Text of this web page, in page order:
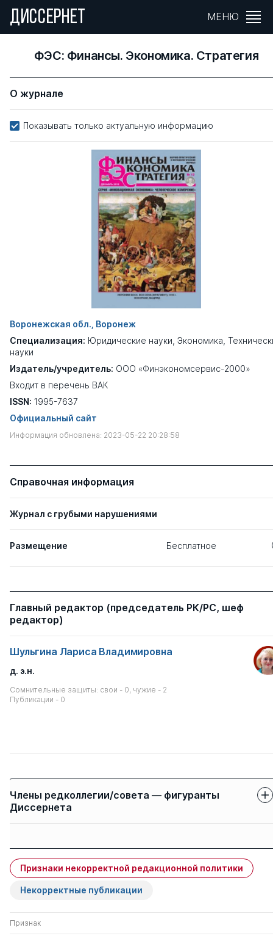
ДИССЕРНЕТ МЕНЮ
ФЭС: Финансы. Экономика. Стратегия
О журнале
Показывать только актуальную информацию
Воронежская обл., Воронеж
Специализация: Юридические науки Экономика
науки
Издатель/учредитель: ООО «Финэкономсервис-2000»
Входит в перечень ВАК
ISSN: 1995-7637
Официальный сайт
Информация обновлена: 2023-05-22 20:28:58
Справочная информация
Журнал с грубыми нарушениями
Размещение Бесплатное
Главный редактор (председатель РК/РС, шеф
редактор)
Шульгина Лариса Владимировна
д. э.н.
Сомнительные защиты: свои - 0, чужие - 2
Публикации - 0
Члены редколлегии/совета — фигуранты
Диссернета
Жуков Василий Иванович д. ист.н. 0 2
Хицков Иван Федорович д. э.н. 0 4
Признаки некорректной редакционной политики
Некорректные публикации
Признак